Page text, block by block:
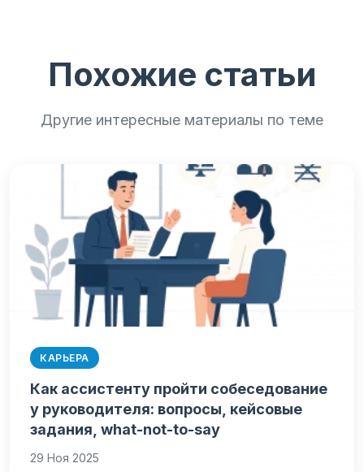
Похожие статьи
Другие интересные материалы по теме
КАРЬЕРА
Как ассистенту пройти собеседование
у руководителя: вопросы, кейсовые
задания, what-not-to-say
29 Ноя 2025